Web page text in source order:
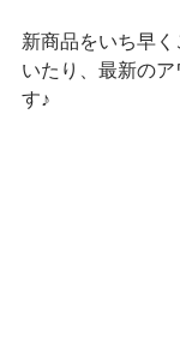
新商品をいち早
いたり、最新の
す♪